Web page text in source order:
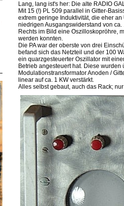
Lang, lang ist's her: Die alte RADIO
Mit 15 (!) PL 509 parallel in Gitter-
extrem geringe Induktivität, die eher
niedrigen Ausgangswiderstand von
Rechts im Bild eine Oszilloskopröhre,
werden konnten.
Die PA war der oberste von drei
befand sich das Netzteil und der 100
ein quarzgesteuerter Oszillator mit
Betrieb angesteuert hat. Diese
Modulationstransformator Anoden /
linear auf ca. 1 KW verstärkt.
Alles selbst gebaut, auch das Rack;